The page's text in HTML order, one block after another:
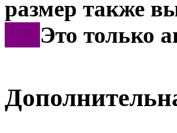
размер также
Это только